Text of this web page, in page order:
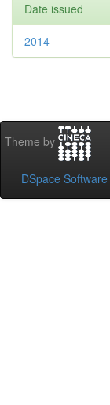
Date issued
2014
Theme by
DSpace Software